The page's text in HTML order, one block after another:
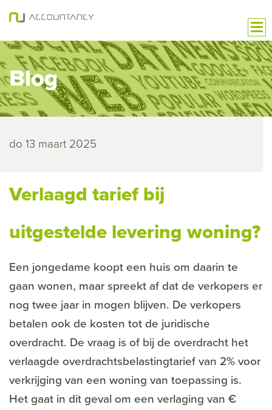
Blog
do 13 maart 2025
Verlaagd tarief bij
uitgestelde levering woning?
Een jongedame koopt een huis om daarin te
gaan wonen, maar spreekt af dat de verkopers er
nog twee jaar in mogen blijven. De verkopers
betalen ook de kosten tot de juridische
overdracht. De vraag is of bij de overdracht het
verlaagde overdrachtsbelastingtarief van 2% voor
verkrijging van een woning van toepassing is.
Het gaat in dit geval om een verlaging van €